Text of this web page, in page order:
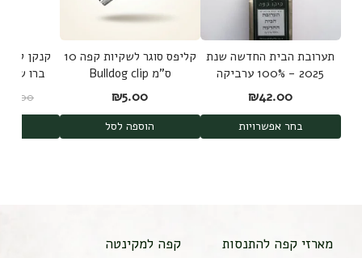
תערובת הבית החדשה שנת
2025 - 100% ערביקה
משלושה מקורות
₪42.00
בחר אפשרויות
קליפס סוגר לשקיות קפה 10
ס"מ Bulldog clip
₪5.00
הוספה לסל
קנקן
189.00
מארזי קפה להתנסות
קפה למקינטה